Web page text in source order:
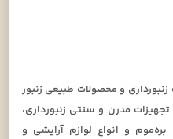
و محصولات طبیعی زنبور
مدرن و سنتی زنبورداری،
و انواع لوازم آرایشی و